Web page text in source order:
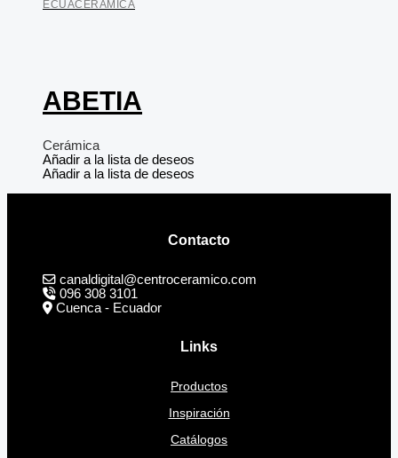
ECUACERÁMICA
ABETIA
Cerámica
Añadir a la lista de deseos
Añadir a la lista de deseos
Contacto
canaldigital@centroceramico.com
096 308 3101
Cuenca - Ecuador
Links
Productos
Inspiración
Catálogos